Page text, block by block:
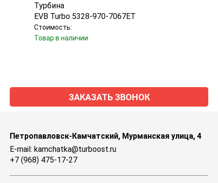
Турбина
EVB Turbo 5328-970-7067ET
Стоимость:
Товар в наличии
ЗАКАЗАТЬ ЗВОНОК
Петропавловск-Камчатский, Мурманская улица, 4
E-mail: kamchatka@turboost.ru
+7 (968) 475-17-27